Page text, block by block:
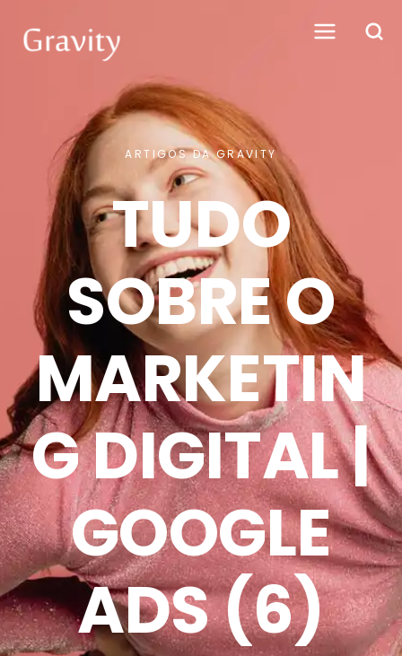
ARTIGOS DA GRAVITY
TUDO
SOBRE O
MARKETIN
G DIGITAL |
GOOGLE
ADS (6)